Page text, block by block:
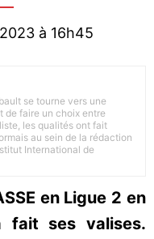
à 16h45
se tourne vers une
de faire un choix entre
les qualités ont fait
au sein de la rédaction
International de
en Ligue 2 en
fait ses valises.